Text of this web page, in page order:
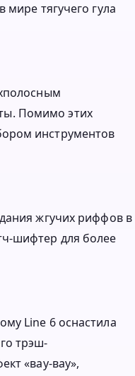
тягучего гула
Помимо этих
инструментов
жгучих риффов в
шифтер для более
Line 6 оснастила
трэш-
«вау-вау»,